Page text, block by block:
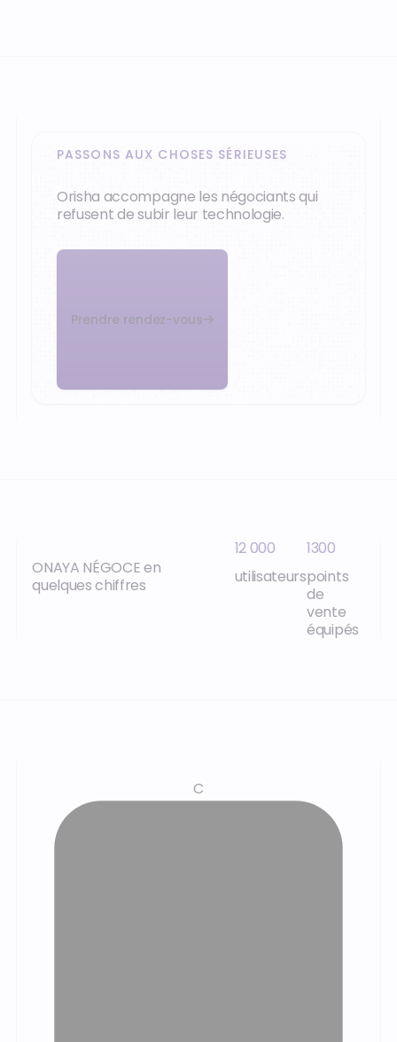
PASSONS AUX CHOSES SÉRIEUSES
Orisha accompagne les négociants qui
refusent de subir leur technologie.
Prendre rendez-vous
ONAYA NÉGOCE en
quelques chiffres
12 000
utilisateurs
1300
points
de
vente
équipés
C